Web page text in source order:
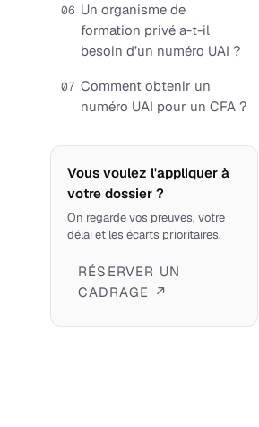
06 Un organisme de
formation privé a-t-il
besoin d’un numéro UAI ?
07 Comment obtenir un
numéro UAI pour un CFA ?
Vous voulez l'appliquer à
votre dossier ?
On regarde vos preuves, votre
délai et les écarts prioritaires.
RÉSERVER UN
CADRAGE ↗